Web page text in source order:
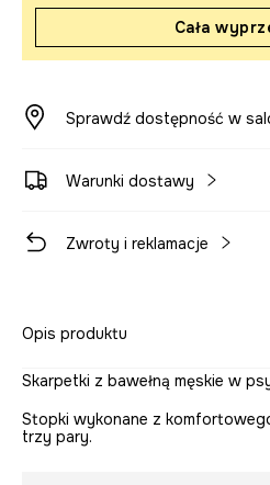
Cała
Sprawdź dostępność w
Warunki dostawy
Zwroty i reklamacje
Opis produktu
Skarpetki z bawełną męskie w
Stopki wykonane z
trzy pary.